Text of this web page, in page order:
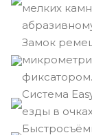
мелких
Замок
фиксатором.
Cистема
езды в